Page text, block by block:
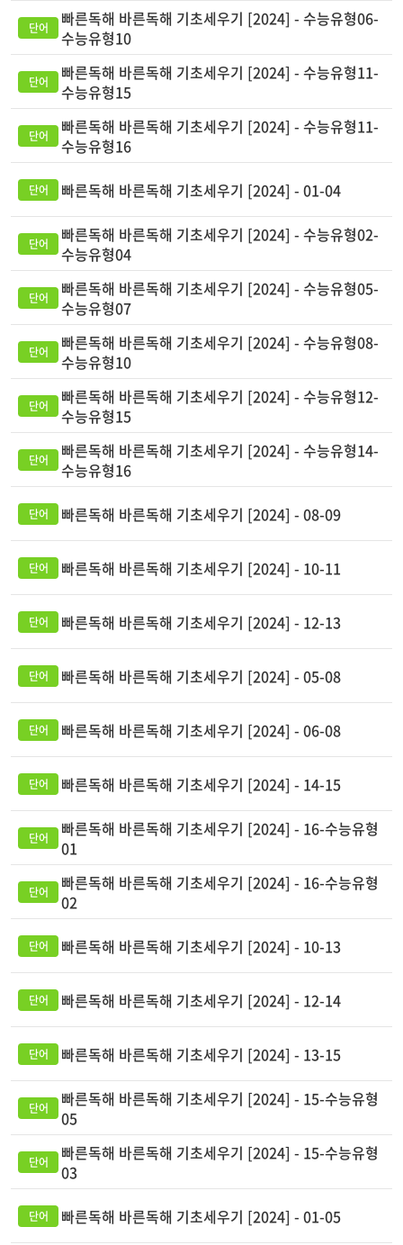
빠른독해 바른독해 기초세우기 [2024] - 수능유형06-
수능유형10
빠른독해 바른독해 기초세우기 [2024] - 수능유형11-
수능유형15
빠른독해 바른독해 기초세우기 [2024] - 수능유형11-
수능유형16
빠른독해 바른독해 기초세우기 [2024] - 01-04
빠른독해 바른독해 기초세우기 [2024] - 수능유형02-
수능유형04
빠른독해 바른독해 기초세우기 [2024] - 수능유형05-
수능유형07
빠른독해 바른독해 기초세우기 [2024] - 수능유형08-
수능유형10
빠른독해 바른독해 기초세우기 [2024] - 수능유형12-
수능유형15
빠른독해 바른독해 기초세우기 [2024] - 수능유형14-
수능유형16
빠른독해 바른독해 기초세우기 [2024] - 08-09
빠른독해 바른독해 기초세우기 [2024] - 10-11
빠른독해 바른독해 기초세우기 [2024] - 12-13
빠른독해 바른독해 기초세우기 [2024] - 05-08
빠른독해 바른독해 기초세우기 [2024] - 06-08
빠른독해 바른독해 기초세우기 [2024] - 14-15
빠른독해 바른독해 기초세우기 [2024] - 16-수능유형
01
빠른독해 바른독해 기초세우기 [2024] - 16-수능유형
02
빠른독해 바른독해 기초세우기 [2024] - 10-13
빠른독해 바른독해 기초세우기 [2024] - 12-14
빠른독해 바른독해 기초세우기 [2024] - 13-15
빠른독해 바른독해 기초세우기 [2024] - 15-수능유형
05
빠른독해 바른독해 기초세우기 [2024] - 15-수능유형
03
빠른독해 바른독해 기초세우기 [2024] - 01-05